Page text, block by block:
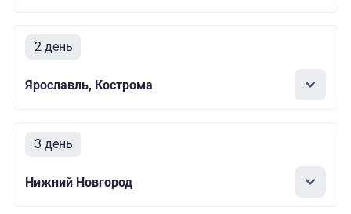
2 день
Ярославль, Кострома
3 день
Нижний Новгород